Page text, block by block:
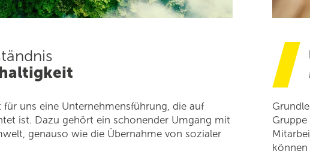
uns eine Unternehmensführung, die auf
ist. Dazu gehört ein schonender Umgang mit
genauso wie die Übernahme von sozialer